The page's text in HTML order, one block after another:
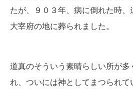
たが、９０３年、病に倒れた時
大宰府の地に葬られました。
道真のそういう素晴らしい所が多
れ、ついには神としてまつられて